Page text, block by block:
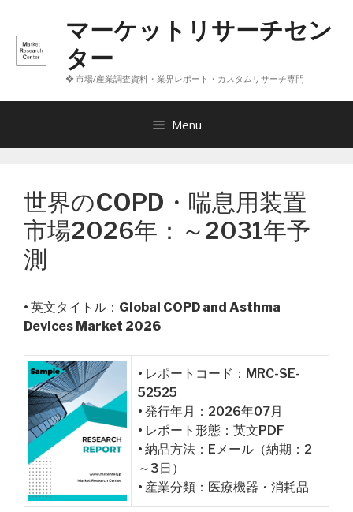
へ
マーケットリサーチセン
ター
❖ 市場/産業調査資料・業界レポート・カスタムリサーチ専門
Menu
世界のCOPD・喘息用装置
市場2026年：～2031年予
測
• 英文タイトル： Global COPD and Asthma
Devices Market 2026
• レポートコード：MRC-SE-
52525
• 発行年月：2026年07月
• レポート形態：英文PDF
• 納品方法：Eメール（納期：2
～3日）
• 産業分類：医療機器・消耗品